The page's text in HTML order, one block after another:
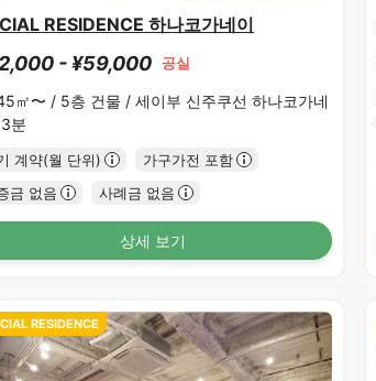
RESIDENCE 하나코가네이
- ¥59,000 공실
㎡〜 / 5층 건물 / 세이부 신주쿠선 하나코가네
분
계약(월 단위)
가구가전 포함
금 없음
사례금 없음
상세 보기
RESIDENCE